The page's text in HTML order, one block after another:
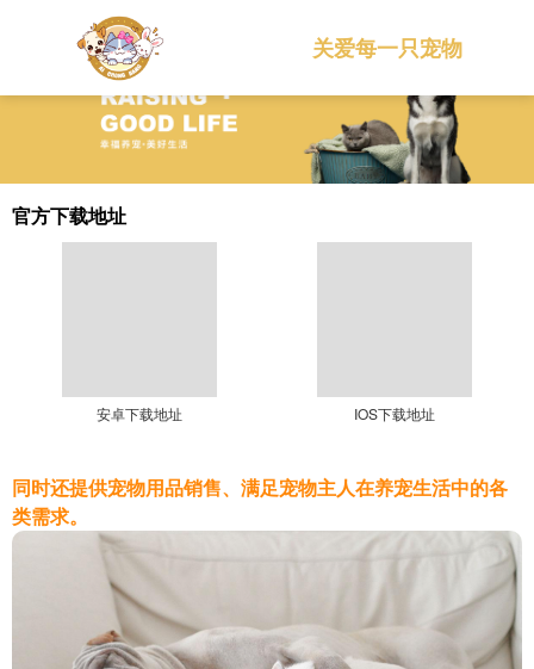
关爱每一只宠物
官方下载地址
安卓下载地址 IOS下载地址
同时还提供宠物用品销售、满足宠物主人在养宠生活中的各
类需求。